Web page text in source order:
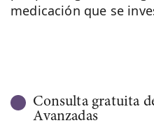
medicación que se
Consulta gratuita
Avanzadas